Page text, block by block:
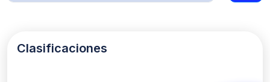
Clasificaciones